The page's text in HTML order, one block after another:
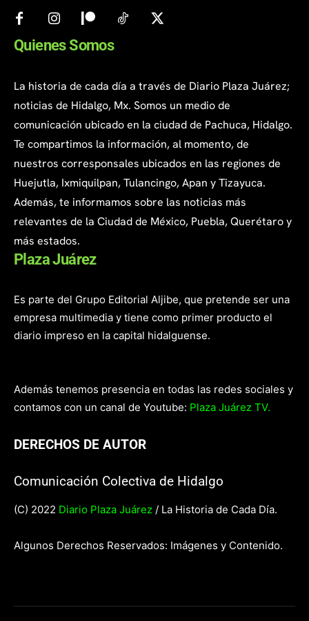
Quienes Somos
La historia de cada día a través de Diario Plaza Juárez;
noticias de Hidalgo, Mx. Somos un medio de
comunicación ubicado en la ciudad de Pachuca, Hidalgo.
Te compartimos la información, al momento, de
nuestros corresponsales ubicados en las regiones de
Huejutla, Ixmiquilpan, Tulancingo, Apan y Tizayuca.
Además, te informamos sobre las noticias más
relevantes de la Ciudad de México, Puebla, Querétaro y
más estados.
Plaza Juárez
Es parte del Grupo Editorial Aljibe, que pretende ser una
empresa multimedia y tiene como primer producto el
diario impreso en la capital hidalguense.
Además tenemos presencia en todas las redes sociales y
contamos con un canal de Youtube: Plaza Juárez TV.
DERECHOS DE AUTOR
Comunicación Colectiva de Hidalgo
(C) 2022 Diario Plaza Juárez / La Historia de Cada Día.
Algunos Derechos Reservados: Imágenes y Contenido.